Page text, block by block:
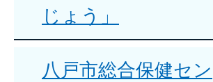
じょう」
八戸市総合保健セン